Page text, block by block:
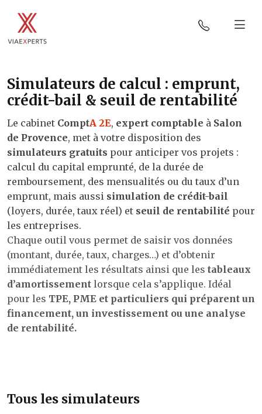
Simulateurs de calcul : emprunt,
crédit-bail & seuil de rentabilité
Le cabinet ComptA 2E, expert comptable à Salon
de Provence, met à votre disposition des
simulateurs gratuits pour anticiper vos projets :
calcul du capital emprunté, de la durée de
remboursement, des mensualités ou du taux d’un
emprunt, mais aussi simulation de crédit-bail
(loyers, durée, taux réel) et seuil de rentabilité pour
les entreprises.
Chaque outil vous permet de saisir vos données
(montant, durée, taux, charges…) et d’obtenir
immédiatement les résultats ainsi que les tableaux
d’amortissement lorsque cela s’applique. Idéal
pour les TPE, PME et particuliers qui préparent un
financement, un investissement ou une analyse
de rentabilité.
Tous les simulateurs